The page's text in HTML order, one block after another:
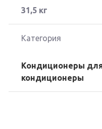
31,5 кг
Категория
Кондиционеры
кондиционеры